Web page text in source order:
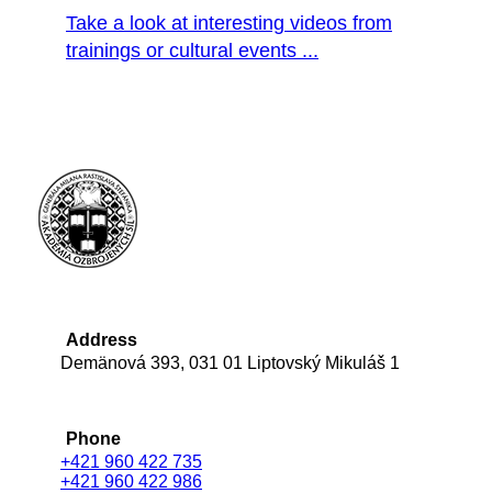
Take a look at interesting videos from
trainings or cultural events ...
Address
Demänová 393, 031 01 Liptovský Mikuláš 1
Phone
+421 960 422 735
+421 960 422 986